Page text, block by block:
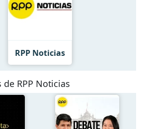
RPP Noticias
RPP Noticias